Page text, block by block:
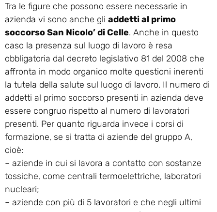
Tra le figure che possono essere necessarie in
azienda vi sono anche gli addetti al primo
soccorso San Nicolo’ di Celle. Anche in questo
caso la presenza sul luogo di lavoro è resa
obbligatoria dal decreto legislativo 81 del 2008 che
affronta in modo organico molte questioni inerenti
la tutela della salute sul luogo di lavoro. Il numero di
addetti al primo soccorso presenti in azienda deve
essere congruo rispetto al numero di lavoratori
presenti. Per quanto riguarda invece i corsi di
formazione, se si tratta di aziende del gruppo A,
cioè:
– aziende in cui si lavora a contatto con sostanze
tossiche, come centrali termoelettriche, laboratori
nucleari;
– aziende con più di 5 lavoratori e che negli ultimi